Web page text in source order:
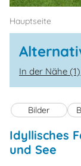
Hauptseite
In der Nähe (1)
Bilder
Idyllisches
und See